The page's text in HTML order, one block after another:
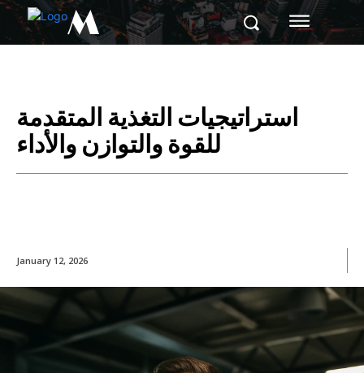
M
استراتيجيات التغذية المتقدمة
للقوة والتوازن والأداء
January 12, 2026